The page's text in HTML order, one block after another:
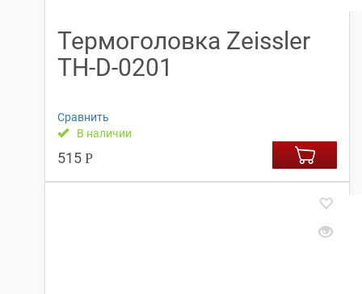
Термоголовка Zeissler
TH-D-0201
Сравнить
В наличии
515 Р